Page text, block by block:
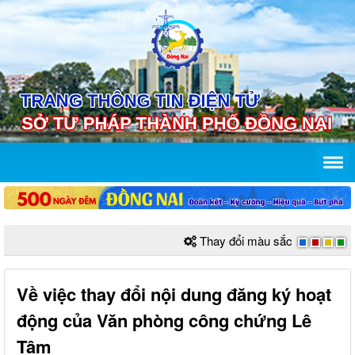
Thay đổi màu sắc
Về việc thay đổi nội dung đăng ký hoạt
động của Văn phòng công chứng Lê
Tâm